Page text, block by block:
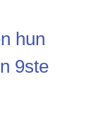
hun
9ste